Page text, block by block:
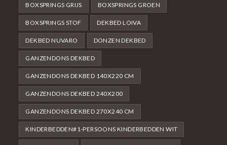
BOXSPRINGS GRIJS BOXSPRINGS GROEN
BOXSPRINGS STOF DEKBED LOIVA
DEKBED NUVARO DONZEN DEKBED
GANZENDONS DEKBED
GANZENDONS DEKBED 140X220 CM
GANZENDONS DEKBED 240X200
GANZENDONS DEKBED 270X240 CM
KINDERBEDDEN#1-PERSOONS KINDERBEDDEN WIT